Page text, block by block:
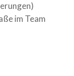
im Team